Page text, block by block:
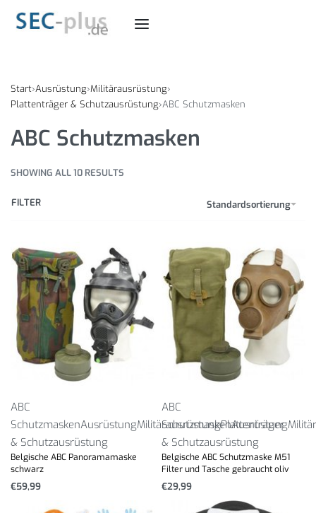
Start›Ausrüstung›Militärausrüstung›
Plattenträger & Schutzausrüstung›ABC Schutzmasken
ABC Schutzmasken
SHOWING ALL 10 RESULTS
Standardsortierung
FILTER
ABC
SchutzmaskenAusrüstungMilitärausrüstungPlattenträger
& Schutzausrüstung
Belgische ABC Panoramamaske
schwarz
€59,99
ABC
SchutzmaskenAusrüstung
& Schutzausrüstung
Belgische ABC Schutzmaske M51
Filter und Tasche gebraucht oliv
€29,99